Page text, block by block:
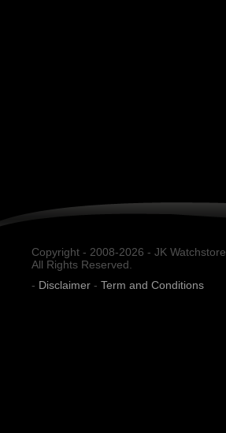
Copyright - 2008-2026 - JK Watchstore.
All Rights Reserved.
- Disclaimer - Term and Conditions